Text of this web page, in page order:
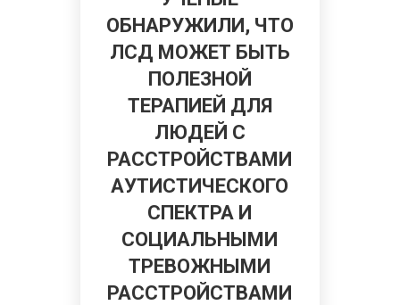
ОБНАРУЖИЛИ, ЧТО
ЛСД МОЖЕТ БЫТЬ
ПОЛЕЗНОЙ
ТЕРАПИЕЙ ДЛЯ
ЛЮДЕЙ С
РАССТРОЙСТВАМИ
АУТИСТИЧЕСКОГО
СПЕКТРА И
СОЦИАЛЬНЫМИ
ТРЕВОЖНЫМИ
РАССТРОЙСТВАМИ